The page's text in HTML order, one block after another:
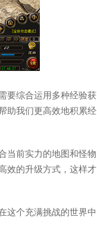
要综合运用多种经验获
助我们更高效地积累经
当前实力的地图和怪物
效的升级方式，这样才
这个充满挑战的世界中